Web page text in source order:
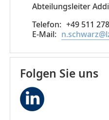
Abteilungsleiter
+49 511
Folgen Sie uns